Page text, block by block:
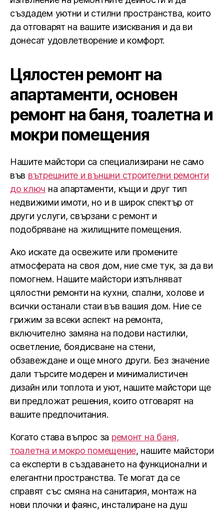
създадем уютни и стилни пространства, които
да отговарят на вашите изисквания и да ви
донесат удовлетворение и комфорт.
Цялостен ремонт на
апартаменти, основен
ремонт на баня, тоалетна и
мокри помещения
Нашите майстори са специализирани не само
във вътрешните и външни строителни ремонти
до ключ на апартаменти, къщи и друг тип
недвижими имоти, но и в широк спектър от
други услуги, свързани с ремонт и
подобряване на жилищните помещения.
Ако искате да освежите или промените
атмосферата на своя дом, ние сме тук, за да ви
помогнем. Нашите майстори изпълняват
цялостни ремонти на кухни, спални, холове и
всички останали стаи във вашия дом. Ние се
грижим за всеки аспект на ремонта,
включително замяна на подови настилки,
осветление, боядисване на стени,
обзавеждане и още много други. Без значение
дали търсите модерен и минималистичен
дизайн или топлота и уют, нашите майстори ще
ви предложат решения, които отговарят на
вашите предпочитания.
Когато става въпрос за ремонт на баня,
тоалетна и мокро помещение, нашите майстори
са експерти в създаването на функционални и
елегантни пространства. Те могат да се
справят със смяна на санитария, монтаж на
нови плочки и фаянс, инсталиране на душ